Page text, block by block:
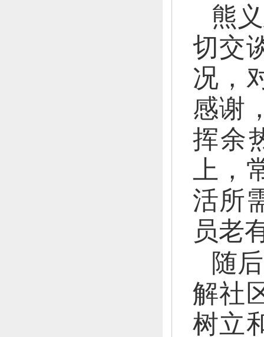
熊
切交
况，
感谢
挥余
上，
活所
员老
随
解社
树立